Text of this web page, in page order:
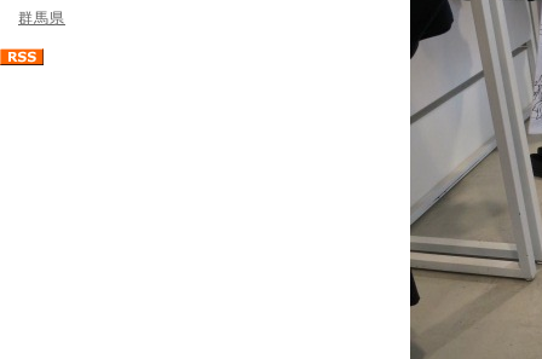
群馬県